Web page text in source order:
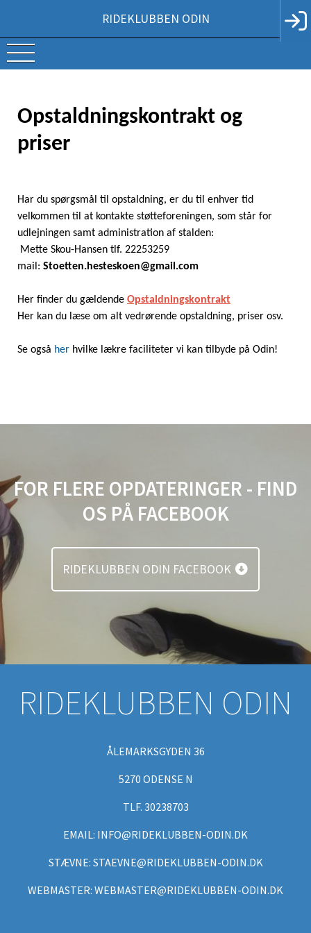
RIDEKLUBBEN ODIN
Opstaldningskontrakt og
priser
Har du spørgsmål til opstaldning, er du til enhver tid
velkommen til at kontakte støtteforeningen, som står for
udlejningen samt administration af stalden:
Mette Skou-Hansen tlf. 22253259
mail: Stoetten.hesteskoen@gmail.com
Her finder du gældende Opstaldningskontrakt
Her kan du læse om alt vedrørende opstaldning, priser osv.
Se også her hvilke lækre faciliteter vi kan tilbyde på Odin!
FOR FLERE OPDATERINGER - FIND
OS PÅ FACEBOOK
RIDEKLUBBEN ODIN FACEBOOK
RIDEKLUBBEN ODIN
ÅLEMARKSGYDEN 36
5270 ODENSE N
TLF. 30238703
EMAIL: INFO@RIDEKLUBBEN-ODIN.DK
STÆVNE: STAEVNE@RIDEKLUBBEN-ODIN.DK
WEBMASTER: WEBMASTER@RIDEKLUBBEN-ODIN.DK